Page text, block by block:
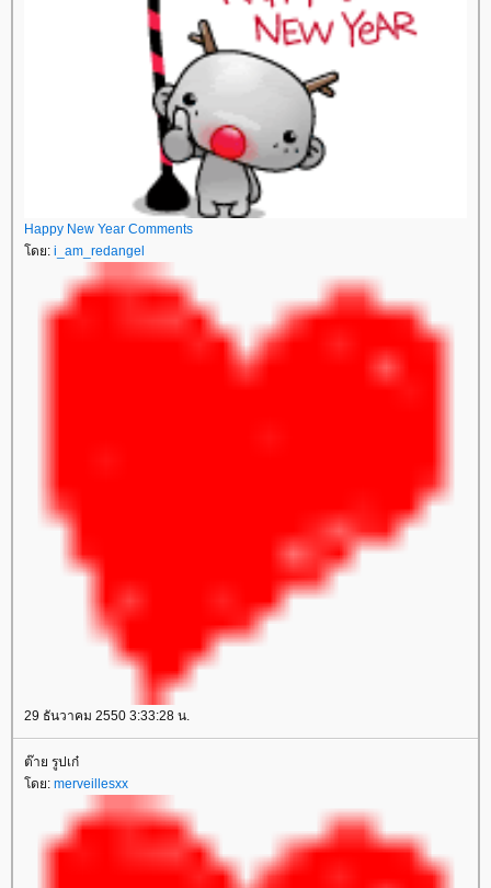
Happy New Year Comments
ดย: i_am_redangel
29 ธันวาคม 2550 3:33:28 น.
ต๊าย รูปเก๋
ดย: merveillesxx